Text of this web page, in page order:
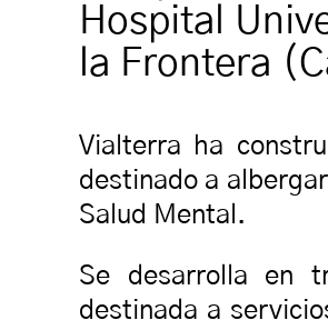
Hospital
la Frontera
Vialterra ha
destinado a
Salud Mental.
Se desarrolla en
destinada a